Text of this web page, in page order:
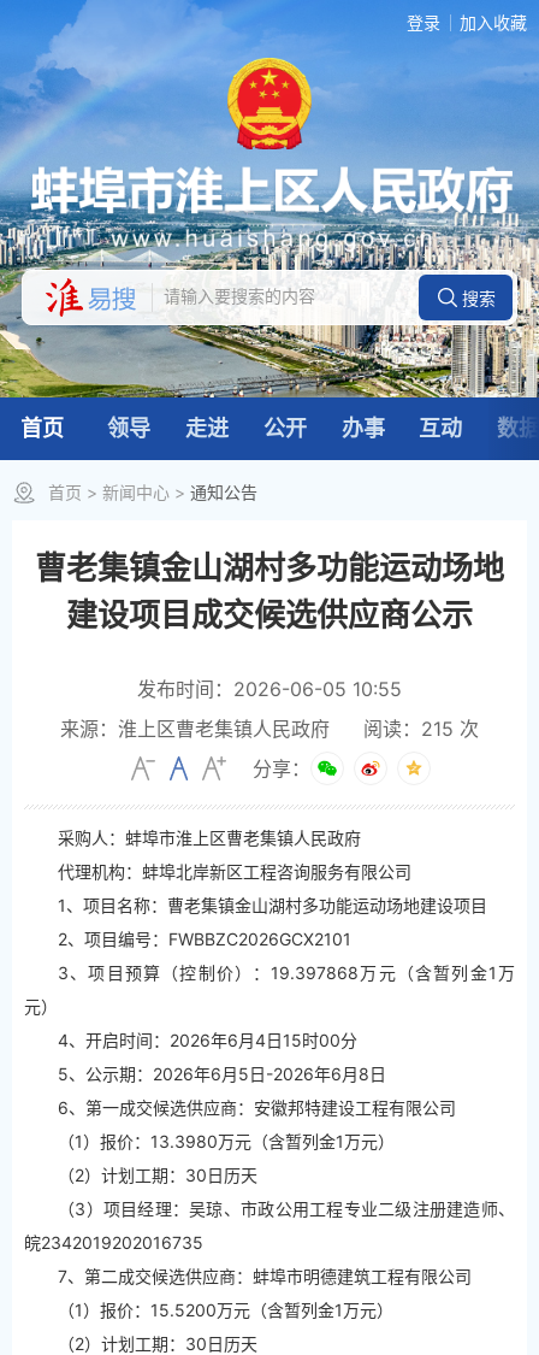
登录 加入收藏
首页 领导 走进 公开 办事 互动 数
首页 > 新闻中心 > 通知公告
曹老集镇金山湖村多功能运动场地
建设项目成交候选供应商公示
发布时间：2026-06-05 10:55
来源：淮上区曹老集镇人民政府
阅读： 215 次
分享：
采购人：蚌埠市淮上区曹老集镇人民政府
代理机构：蚌埠北岸新区工程咨询服务有限公司
1、项目名称：曹老集镇金山湖村多功能运动场地建设项目
2、项目编号：FWBBZC2026GCX2101
3、项目预算（控制价）：19.397868万元（含暂列金1万
元）
4、开启时间：2026年6月4日15时00分
5、公示期：2026年6月5日-2026年6月8日
6、第一成交候选供应商：安徽邦特建设工程有限公司
（1）报价：13.3980万元（含暂列金1万元）
（2）计划工期：30日历天
（3）项目经理：吴琼、市政公用工程专业二级注册建造师、
皖2342019202016735
7、第二成交候选供应商：蚌埠市明德建筑工程有限公司
（1）报价：15.5200万元（含暂列金1万元）
（2）计划工期：30日历天